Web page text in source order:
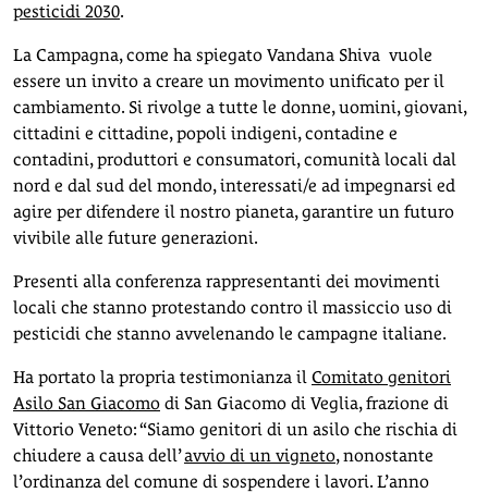
pesticidi 2030.
La Campagna, come ha spiegato Vandana Shiva vuole
essere un invito a creare un movimento unificato per il
cambiamento. Si rivolge a tutte le donne, uomini, giovani,
cittadini e cittadine, popoli indigeni, contadine e
contadini, produttori e consumatori, comunità locali dal
nord e dal sud del mondo, interessati/e ad impegnarsi ed
agire per difendere il nostro pianeta, garantire un futuro
vivibile alle future generazioni.
Presenti alla conferenza rappresentanti dei movimenti
locali che stanno protestando contro il massiccio uso di
pesticidi che stanno avvelenando le campagne italiane.
Ha portato la propria testimonianza il Comitato genitori
Asilo San Giacomo di San Giacomo di Veglia, frazione di
Vittorio Veneto: “Siamo genitori di un asilo che rischia di
chiudere a causa dell’avvio di un vigneto, nonostante
l’ordinanza del comune di sospendere i lavori. L’anno